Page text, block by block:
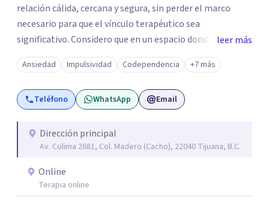
relación cálida, cercana y segura, sin perder el marco
necesario para que el vínculo terapéutico sea
significativo. Considero que en un espacio donde uno
puede sentirse acompañado y escuchado, es posible
mirar con honestidad cómo nos vinculamos afuera, qué se
repite, qué duele, y qué puede transformarse. En mi
consultorio hay lugar para todo: risas, tristezas, enojos y
escuchada. Si pudiste conectar con algo de esto,
mándame un mensaje y comencemos juntos a trabajar en
leer más
Ansiedad Impulsividad Codependencia +7 más
Teléfono WhatsApp Email
Dirección principal
Av. Colima 2681, Col. Madero (Cacho), 22040 Tijuana, B.C.
Online
Terapia online